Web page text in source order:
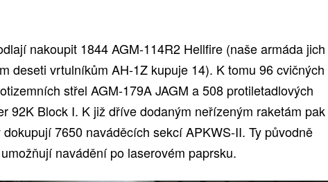
nakoupit 1844 AGM-114R2 Hellfire (naše armáda jich
deseti vrtulníkům AH-1Z kupuje 14). K tomu 96 cvičných
střel AGM-179A JAGM a 508 protiletadlových
92K Block I. K již dříve dodaným neřízeným raketám pak
7650 naváděcích sekcí APKWS-II. Ty původně
navádění po laserovém paprsku.